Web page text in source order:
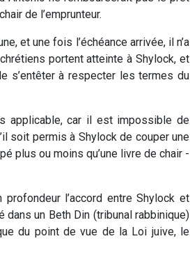
de l’emprunteur.
et une fois l’échéance arrivée, il n’a
portent atteinte à Shylock, et
s’entêter à respecter les termes du
applicable, car il est impossible de
soit permis à Shylock de couper une
plus ou moins qu’une livre de chair -
l’accord entre Shylock et
un Beth Din (tribunal rabbinique)
du point de vue de la Loi juive, le